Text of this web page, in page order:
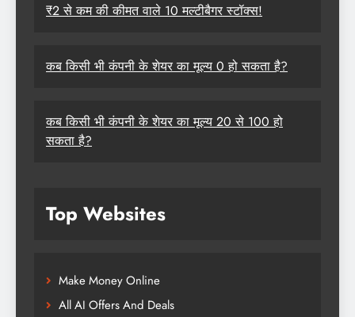
₹2 से कम की कीमत वाले 10 मल्टीबैगर स्टॉक्स!
कब किसी भी कंपनी के शेयर का मूल्य 0 हो सकता है?
कब किसी भी कंपनी के शेयर का मूल्य 20 से 100 हो
सकता है?
Top Websites
Make Money Online
All AI Offers And Deals